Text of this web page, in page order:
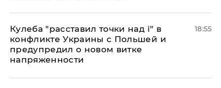
Кулеба "расставил точки над і" в
конфликте Украины с Польшей и
предупредил о новом витке
напряженности
18:55